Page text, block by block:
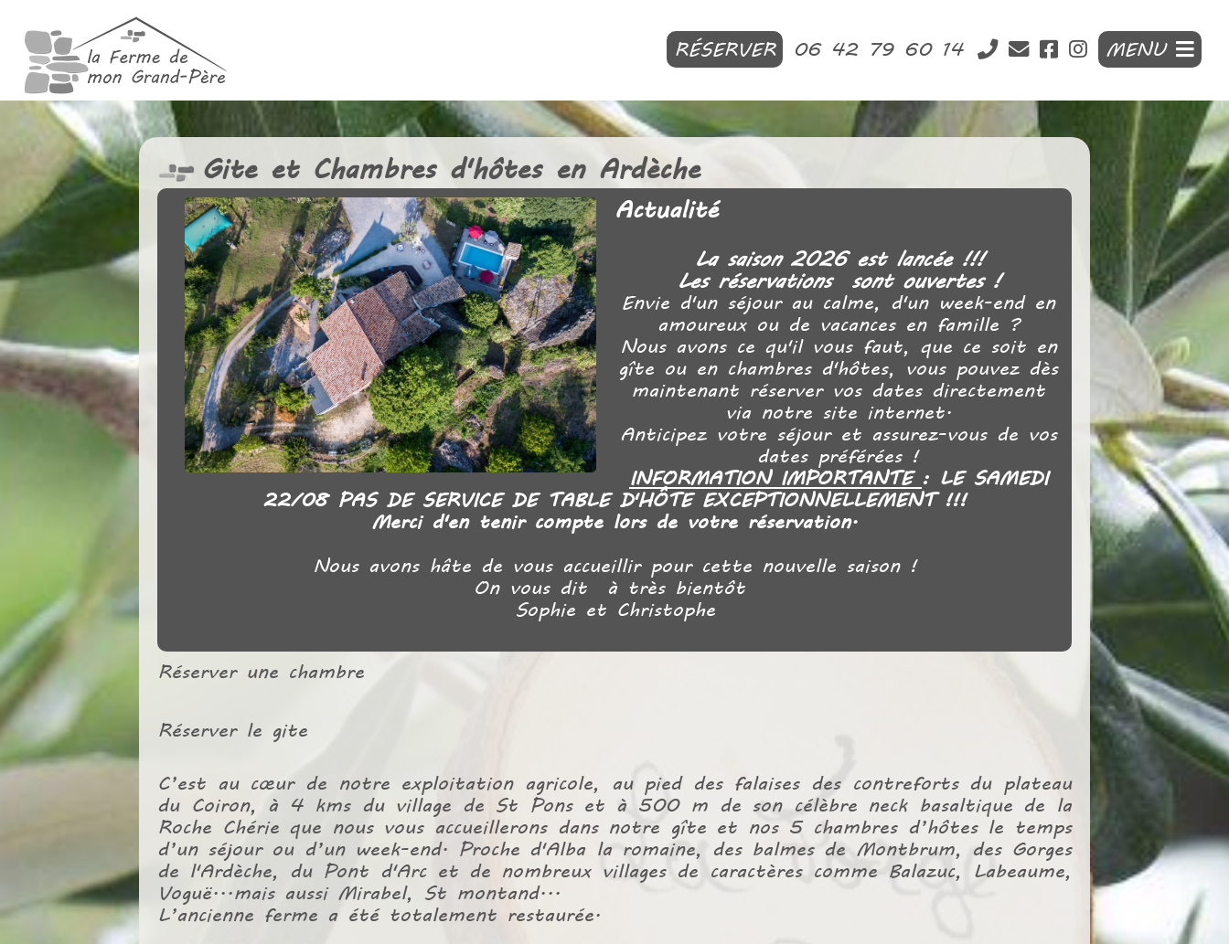
RÉSERVER 06 42 79 60 14 MENU
Gite et Chambres d'hôtes en Ardèche
Actualité
La saison 2026 est lancée !!!
Les réservations sont ouvertes !
Envie d'un séjour au calme, d'un week-end en
amoureux ou de vacances en famille ?
Nous avons ce qu'il vous faut, que ce soit en
gîte ou en chambres d'hôtes, vous pouvez dès
maintenant réserver vos dates directement
via notre site internet.
Anticipez votre séjour et assurez-vous de vos
dates préférées !
INFORMATION IMPORTANTE : LE SAMEDI
22/08 PAS DE SERVICE DE TABLE D'HÔTE EXCEPTIONNELLEMENT !!!
Merci d'en tenir compte lors de votre réservation.
Nous avons hâte de vous accueillir pour cette nouvelle saison !
On vous dit à très bientôt
Sophie et Christophe
Réserver une chambre
Réserver le gite
C’est au cœur de notre exploitation agricole, au pied des falaises des contreforts du plateau
du Coiron, à 4 kms du village de St Pons et à 500 m de son célèbre neck basaltique de la
Roche Chérie que nous vous accueillerons dans notre gîte et nos 5 chambres d’hôtes le temps
d’un séjour ou d’un week-end. Proche d'Alba la romaine, des balmes de Montbrum, des Gorges
de l'Ardèche, du Pont d'Arc et de nombreux villages de caractères comme Balazuc, Labeaume,
Voguë...mais aussi Mirabel, St montand...
L’ancienne ferme a été totalement restaurée.